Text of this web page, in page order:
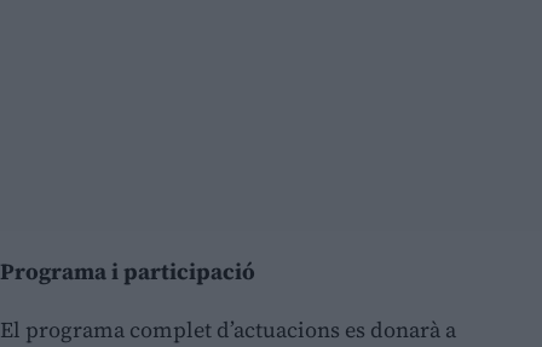
Programa i participació
El programa complet d’actuacions es donarà a